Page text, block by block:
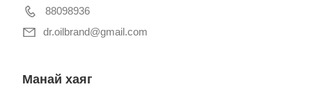
88098936
dr.oilbrand@gmail.com
Манай хаяг